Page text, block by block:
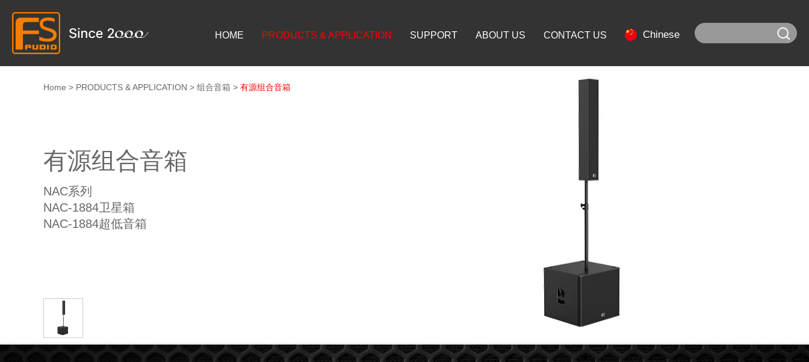
HOME PRODUCTS & APPLICATION SUPPORT ABOUT US CONTACT US Chinese
Home > PRODUCTS & APPLICATION > 组合音箱 > 有源组合音箱
有源组合音箱
NAC系列
NAC-1884卫星箱
NAC-1884超低音箱